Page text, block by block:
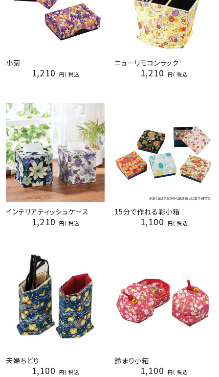
小菊
1,210 税込
ニューリモコンラック
1,210 税込
インテリアティッシュケース
1,210 税込
15分で作れる彩小箱
1,100 税込
夫婦ちどり
1,100 税込
鈴まり小箱
1,100 税込